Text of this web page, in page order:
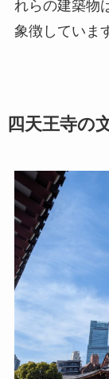
れらの建築物
象徴していま
四天王寺の